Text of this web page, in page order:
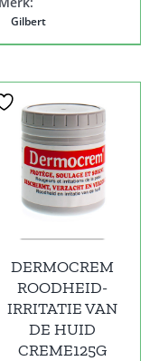
Gilbert
DERMOCREM
ROODHEID-
IRRITATIE VAN
DE HUID
CREME125G